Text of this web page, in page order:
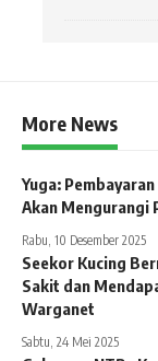
More News
Yuga:
Akan Mengurangi
Rabu, 10 Desember 2025
Seekor Kucing
Sakit dan
Warganet
Sabtu, 24 Mei 2025